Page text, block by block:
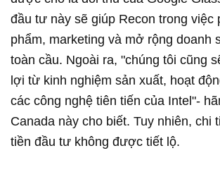
đầu tư này sẽ giúp Recon trong việc
phẩm, marketing và mở rộng doanh
toàn cầu. Ngoài ra, "chúng tôi cũng
lợi từ kinh nghiệm sản xuất, hoạt
các công nghệ tiên tiến của Intel"-
Canada này cho biết. Tuy nhiên, chi
tiền đầu tư không được tiết lộ.